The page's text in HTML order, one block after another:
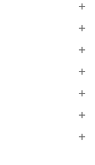






